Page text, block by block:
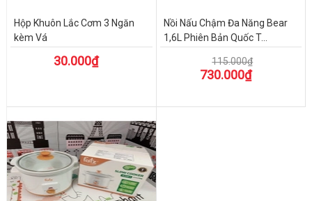
Hộp Khuôn Lắc Cơm 3 Ngăn
kèm Vá
30.000₫
Nồi Nấu Chậm Đa Năng Bear
1,6L Phiên Bản Quốc T...
115.000₫
730.000₫